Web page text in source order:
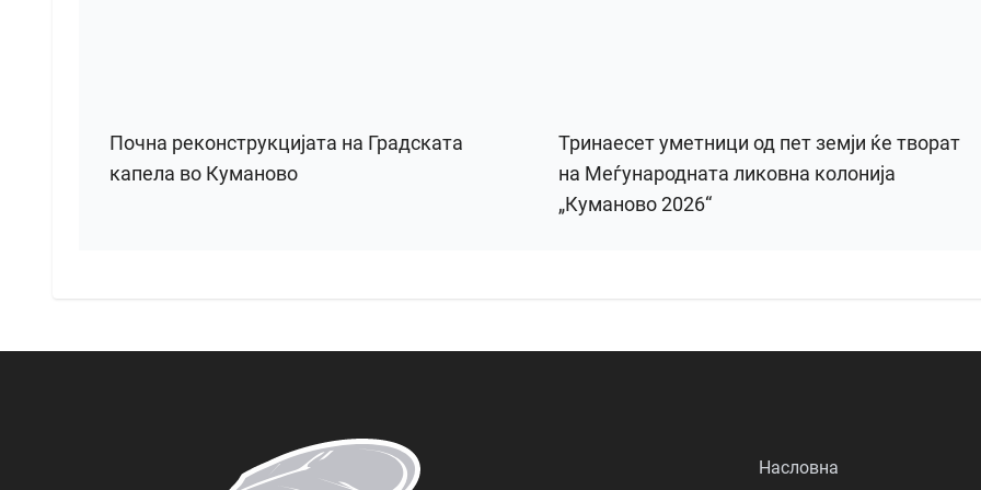
Почна реконструкцијата на Градската
капела во Куманово
Тринаесет уметници од пет земји ќе творат
на Меѓународната ликовна колонија
„Куманово 2026“
Насловна